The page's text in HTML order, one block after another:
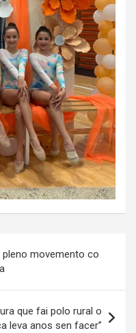
pleno movemento co
que fai polo rural o
leva anos sen facer”